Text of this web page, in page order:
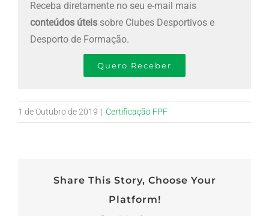
Receba diretamente no seu e-mail mais
conteúdos úteis sobre Clubes Desportivos e
Desporto de Formação.
Quero Receber
1 de Outubro de 2019 | Certificação FPF
Share This Story, Choose Your
Platform!